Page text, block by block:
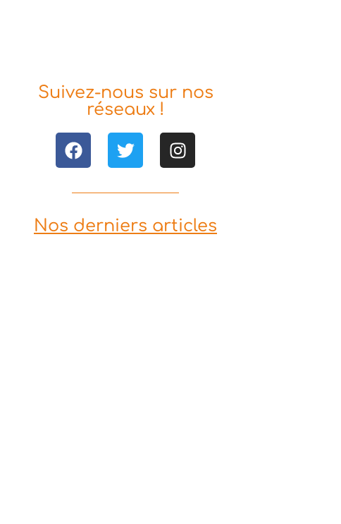
Suivez-nous sur nos
réseaux !
Nos derniers articles